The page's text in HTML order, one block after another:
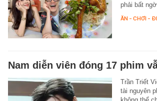
phải bất
ĂN - CHƠI - ĐI
Nam diễn viên đóng 17 phim
Trần Triết
tài nguyên